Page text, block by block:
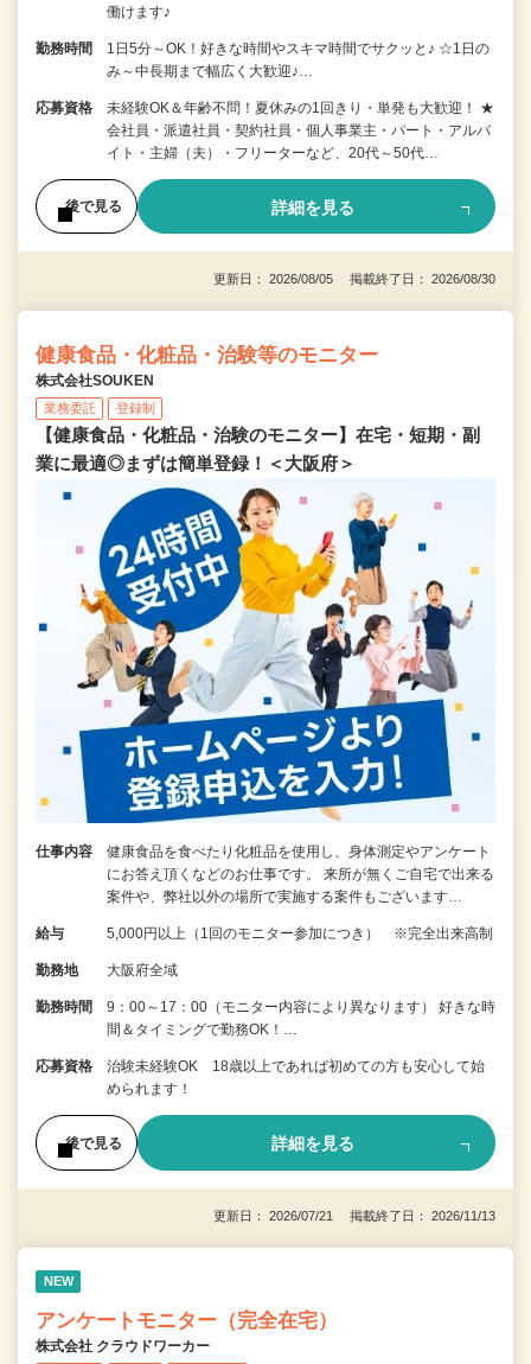
働けます♪
勤務時間
1日5分～OK！好きな時間やスキマ時間でサクッと♪ ☆1日の
み～中長期まで幅広く大歓迎♪…
応募資格
未経験OK＆年齢不問！夏休みの1回きり・単発も大歓迎！ ★
会社員・派遣社員・契約社員・個人事業主・パート・アルバ
イト・主婦（夫）・フリーターなど、20代～50代…
後で見る 詳細を見る
更新日： 2026/08/05 掲載終了日： 2026/08/30
健康食品・化粧品・治験等のモニター
株式会社SOUKEN
業務委託 登録制
【健康食品・化粧品・治験のモニター】在宅・短期・副
業に最適◎まずは簡単登録！＜大阪府＞
仕事内容
健康食品を食べたり化粧品を使用し、身体測定やアンケート
にお答え頂くなどのお仕事です。 来所が無くご自宅で出来る
案件や、弊社以外の場所で実施する案件もございます…
給与 5,000円以上（1回のモニター参加につき） ※完全出来高制
勤務地 大阪府全域
勤務時間
9：00～17：00（モニター内容により異なります） 好きな時
間＆タイミングで勤務OK！…
応募資格
治験未経験OK 18歳以上であれば初めての方も安心して始
められます！
後で見る 詳細を見る
更新日： 2026/07/21 掲載終了日： 2026/11/13
NEW
アンケートモニター（完全在宅）
株式会社 クラウドワーカー